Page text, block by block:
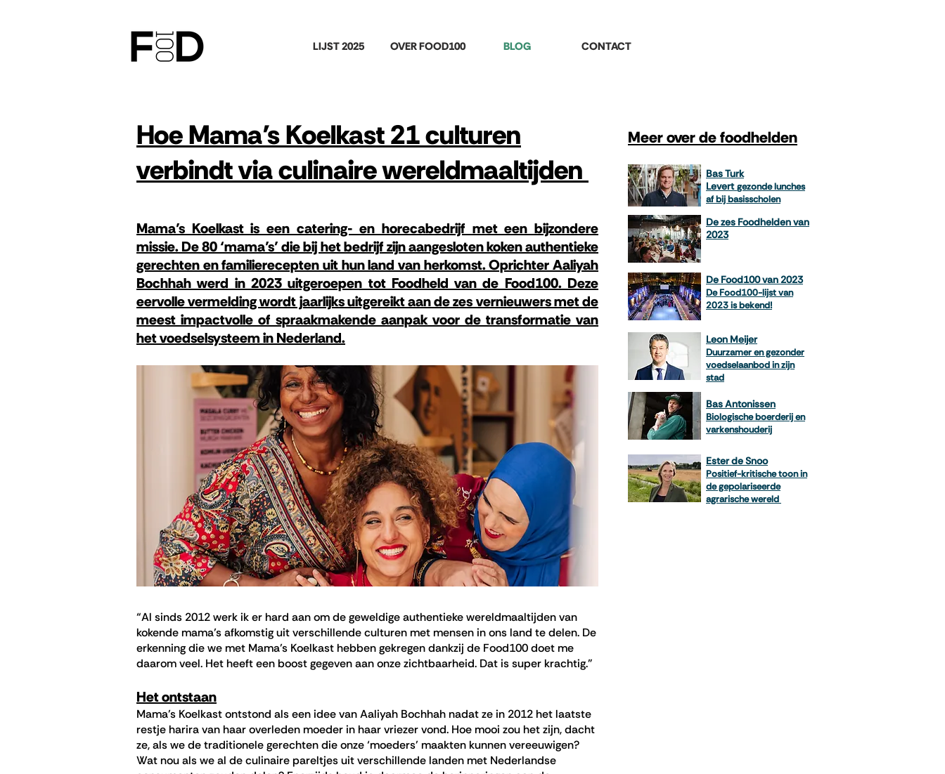
LIJST 2025 OVER FOOD100 BLOG CONTACT
Hoe Mama’s Koelkast 21 culturen
verbindt via culinaire wereldmaaltijden
Meer over de foodhelden
Bas Turk
Levertgezonde lunches
af bij basisscholen
Mama’s Koelkast is een catering- en horecabedrijf met een bijzondere
missie. De 80 ‘mama’s’ die bij het bedrijf zijn aangesloten koken authentieke
gerechten en familierecepten uit hun land van herkomst. Oprichter Aaliyah
Bochhah werd in 2023 uitgeroepen tot Foodheld van de Food100. Deze
eervolle vermelding wordt jaarlijks uitgereikt aan de zes vernieuwers met de
meest impactvolle of spraakmakende aanpak voor de transformatie van
het voedselsysteem in Nederland.
De zes Foodhelden van
2023
De Food100 van 2023
De Food100-lijst van
2023 is bekend!
Leon Meijer
Duurzamer en gezonder
voedselaanbod in zijn
stad
Bas Antonissen
Biologische boerderij en
varkenshouderij
Ester de Snoo
Positief-kritische toon in
de gepolariseerde
agrarische wereld
“Al sinds 2012 werk ik er hard aan om de geweldige authentieke wereldmaaltijden van
kokende mama’s afkomstig uit verschillende culturen met mensen in ons land te delen. De
erkenning die we met Mama’s Koelkast hebben gekregen dankzij de Food100 doet me
daarom veel. Het heeft een boost gegeven aan onze zichtbaarheid. Dat is super krachtig.”
Het ontstaan
Mama’s Koelkast ontstond als een idee van Aaliyah Bochhah nadat ze in 2012 het laatste
restje harira van haar overleden moeder in haar vriezer vond. Hoe mooi zou het zijn, dacht
ze, als we de traditionele gerechten die onze ‘moeders’ maakten kunnen vereeuwigen?
Wat nou als we al de culinaire pareltjes uit verschillende landen met Nederlandse